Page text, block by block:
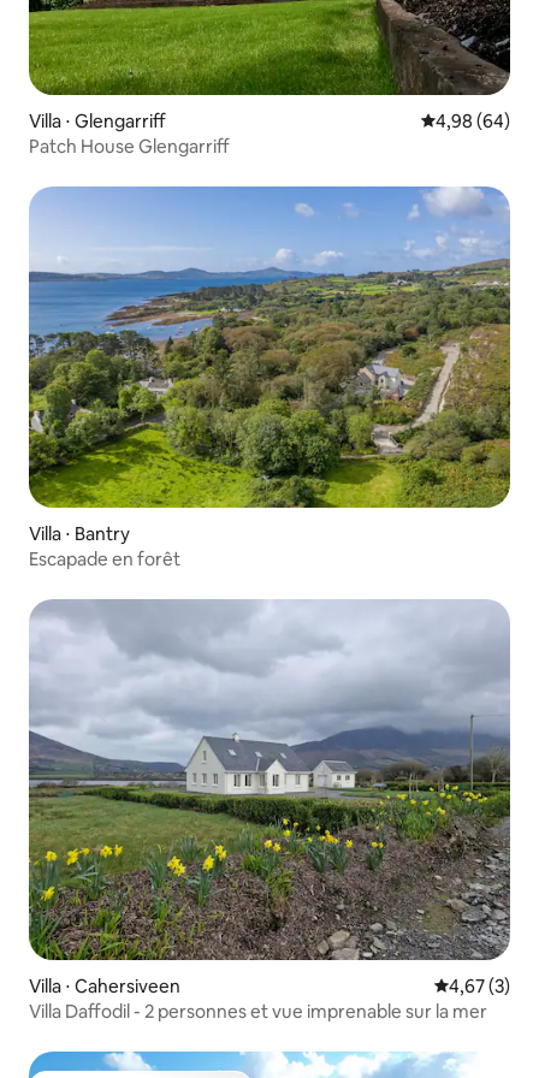
Villa ⋅ Glengarriff Évaluation
4,98 (64)
Patch House Glengarriff
Villa ⋅ Bantry
Escapade en forêt
Villa ⋅ Cahersiveen Évaluation
4,67 (3)
Villa Daffodil - 2 personnes et vue imprenable sur la mer